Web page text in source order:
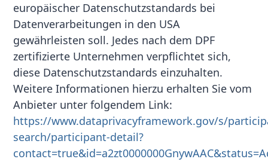
europäischer Datenschutzstandards bei
Datenverarbeitungen in den USA
gewährleisten soll. Jedes nach dem DPF
zertifizierte Unternehmen verpflichtet sich,
diese Datenschutzstandards einzuhalten.
Weitere Informationen hierzu erhalten Sie vom
Anbieter unter folgendem Link:
https://www.dataprivacyframework.gov/s/
search/participant-detail?